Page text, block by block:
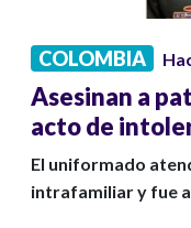
COLOMBIA
Asesinan a
acto de
El uniformado
intrafamiliar y fue